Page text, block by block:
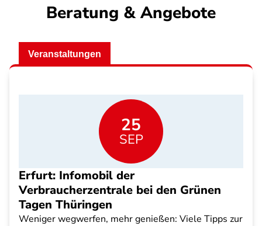
Beratung & Angebote
Veranstaltungen
25
SEP
Erfurt: Infomobil der
Verbraucherzentrale bei den Grünen
Tagen Thüringen
Weniger wegwerfen, mehr genießen: Viele Tipps zur